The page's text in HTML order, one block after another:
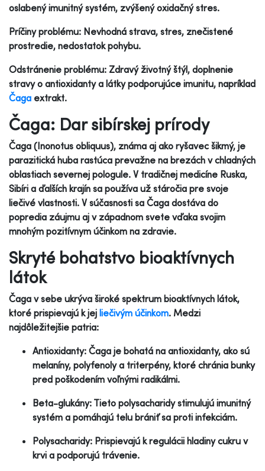
oslabený imunitný systém, zvýšený oxidačný stres.
Príčiny problému: Nevhodná strava, stres, znečistené
prostredie, nedostatok pohybu.
Odstránenie problému: Zdravý životný štýl, doplnenie
stravy o antioxidanty a látky podporujúce imunitu, napríklad
Čaga extrakt.
Čaga: Dar sibírskej prírody
Čaga (Inonotus obliquus), známa aj ako ryšavec šikmý, je
parazitická huba rastúca prevažne na brezách v chladných
oblastiach severnej pologule. V tradičnej medicíne Ruska,
Sibíri a ďalších krajín sa používa už stáročia pre svoje
liečivé vlastnosti. V súčasnosti sa Čaga dostáva do
popredia záujmu aj v západnom svete vďaka svojim
mnohým pozitívnym účinkom na zdravie.
Skryté bohatstvo bioaktívnych
látok
Čaga v sebe ukrýva široké spektrum bioaktívnych látok,
ktoré prispievajú k jej liečivým účinkom. Medzi
najdôležitejšie patria:
Antioxidanty: Čaga je bohatá na antioxidanty, ako sú
melaníny, polyfenoly a triterpény, ktoré chránia bunky
pred poškodením voľnými radikálmi.
Beta-glukány: Tieto polysacharidy stimulujú imunitný
systém a pomáhajú telu brániť sa proti infekciám.
Polysacharidy: Prispievajú k regulácii hladiny cukru v
krvi a podporujú trávenie.